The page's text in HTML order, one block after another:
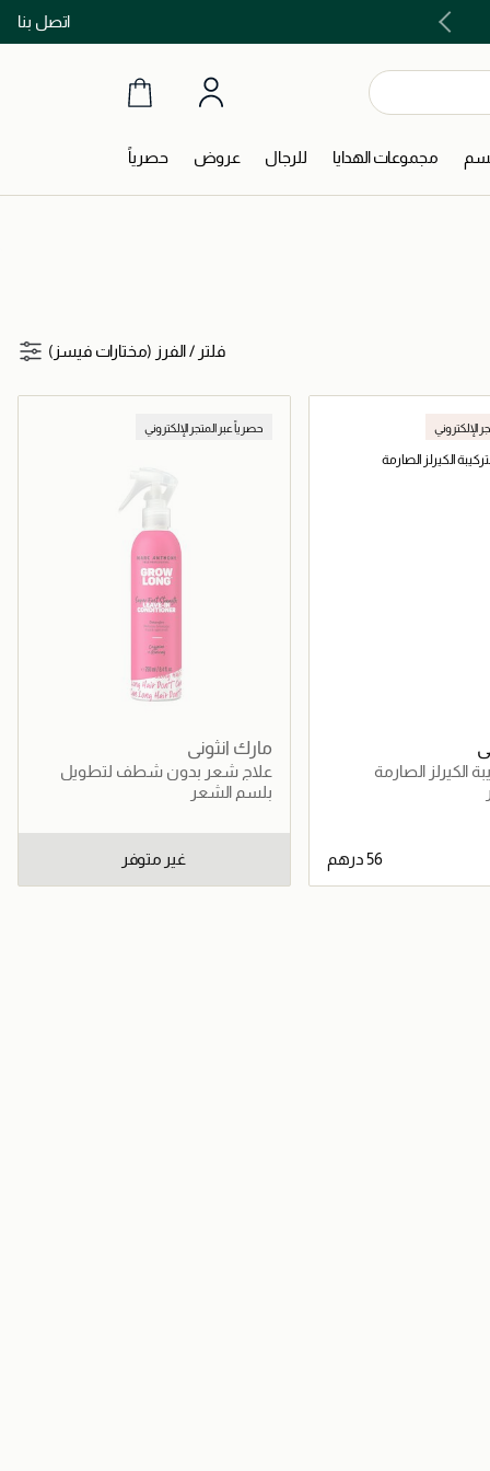
اتصل بنااشتري الآن و ادفع لاحقاً مع تابي و تمارا!
مجموعات الهدايا للرجال عروض حصرياً
فلتر /الفرز (مختارات فيسز)
الإلكتروني
الكيرلز الصارمة
⁦56⁩ درهم
حصرياً عبر المتجر الإلكتروني
مارك انثوني
علاج شعر بدون شطف لتطويل
الشعر
بلسم الشعر
غير متوفر